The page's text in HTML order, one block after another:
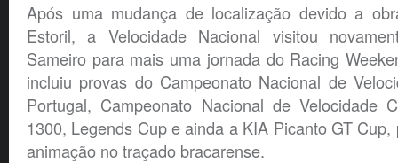
Após uma mudança de localização devido a
Estoril, a Velocidade Nacional visitou
Sameiro para mais uma jornada do Racing
incluiu provas do Campeonato Nacional de
Portugal, Campeonato Nacional de Velocidade
1300, Legends Cup e ainda a KIA Picanto GT
animação no traçado bracarense.